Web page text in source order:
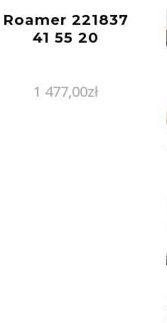
Roamer 221837
41 55 20
1 477,00zł